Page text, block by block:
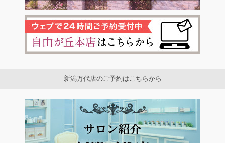
新潟万代店のご予約はこちらから